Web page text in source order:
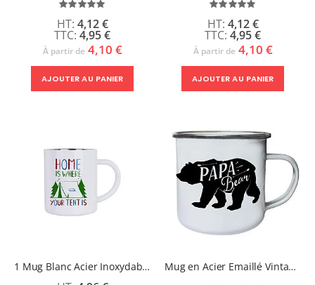
Évaluation:
4,95 €
4,12 €
À partir de 4,10 €
AJOUTER AU PANIER
Évaluation:
4,95 €
4,12 €
À partir de 4,10 €
AJOUTER AU PANIER
1 Mug Blanc Acier Inoxydable - LUNA Mug en Acier Emaillé Vintage 10 oz - CARDIF